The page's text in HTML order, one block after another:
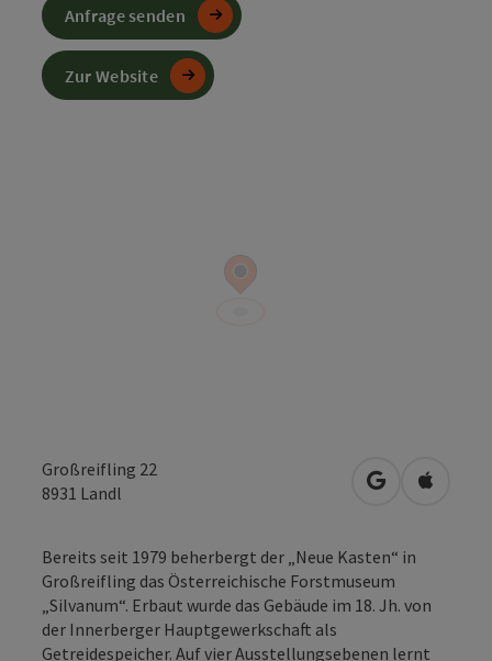
Großreifling 22
8931 Landl in Google
in
Bereits seit 1979 beherbergt der „Neue Kasten“ in
Großreifling das Österreichische Forstmuseum
„Silvanum“. Erbaut wurde das Gebäude im 18. Jh. von
der Innerberger Hauptgewerkschaft als
Getreidespeicher. Auf vier Ausstellungsebenen lernt
Anfrage senden
Zur Website